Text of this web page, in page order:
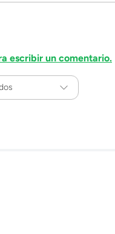
escribir un comentario.